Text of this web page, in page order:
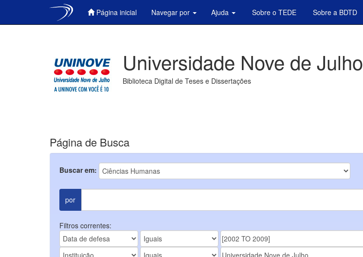
Página inicial Navegar por Ajuda Sobre o TEDE Sobre a BDTD
Universidade Nove de Julho
Biblioteca Digital de Teses e Dissertações
Página de Busca
Buscar em:
por
Filtros correntes: